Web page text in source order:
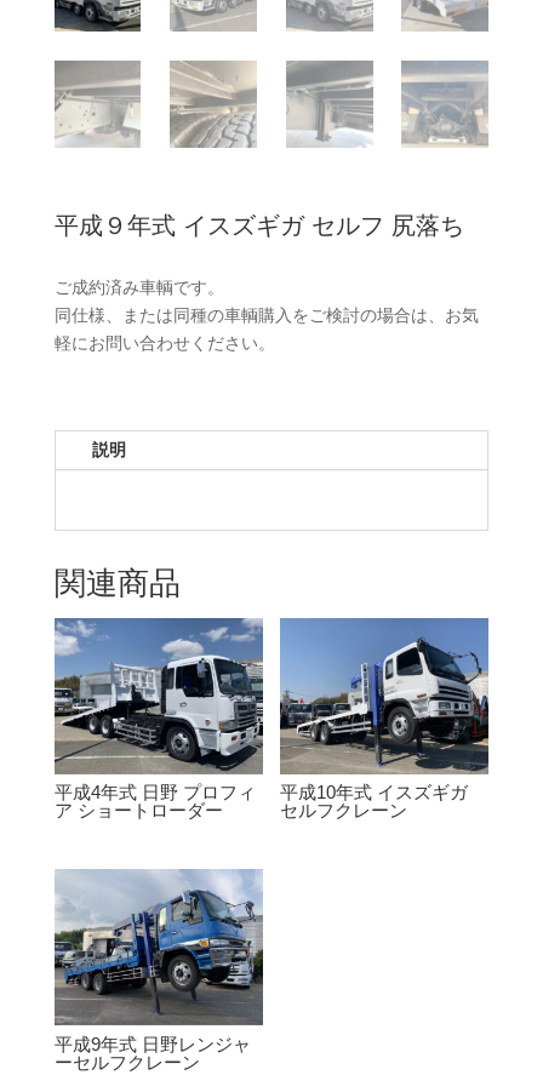
平成９年式 イスズギガ セルフ 尻落ち
ご成約済み車輌です。
同仕様、または同種の車輌購入をご検討の場合は、お気
軽にお問い合わせください。
説明
関連商品
平成4年式 日野 プロフィ
ア ショートローダー
平成10年式 イスズギガ
セルフクレーン
平成9年式 日野レンジャ
ーセルフクレーン